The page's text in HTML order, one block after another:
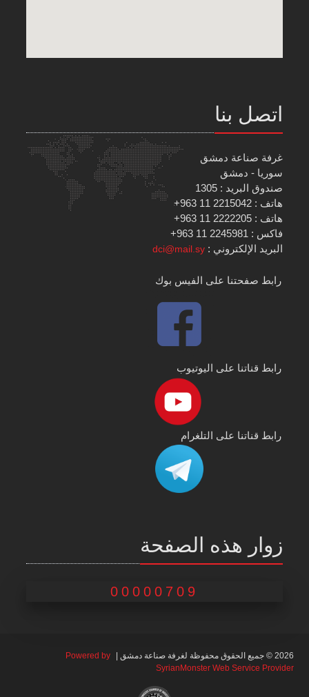
اتصل بنا
غرفة صناعة دمشق
سوريا - دمشق
صندوق البريد : 1305
هاتف : 2215042 11 963+
هاتف : 2222205 11 963+
فاكس : 2245981 11 963+
البريد الإلكتروني :dci@mail.sy
رابط صفحتنا على الفيس بوك
رابط قناتنا على اليوتيوب
رابط قناتنا على التلغرام
زوار هذه الصفحة
00000709
2026 © جميع الحقوق محفوظة لغرفة صناعة دمشق |
Powered by
SyrianMonster Web Service Provider